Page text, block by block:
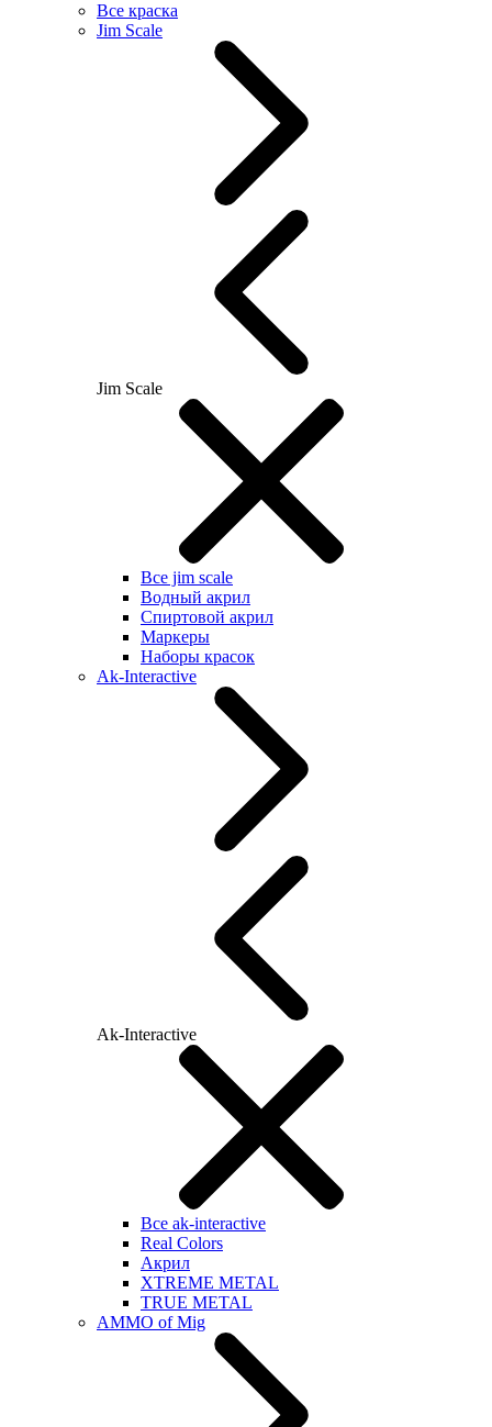
Все краска
Jim Scale
Jim Scale
Все jim scale
Водный акрил
Спиртовой акрил
Маркеры
Наборы красок
Ak-Interactive
Ak-Interactive
Все ak-interactive
Real Colors
Акрил
XTREME METAL
TRUE METAL
AMMO of Mig